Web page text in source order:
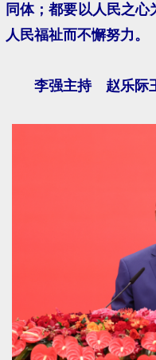
同体；都要以人民之
人民福祉而不懈努力。
李强主持 赵乐际